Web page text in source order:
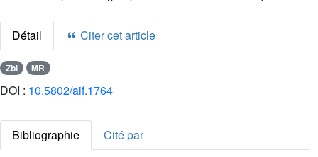
Détail Citer cet article
Zbl MR
DOI : 10.5802/aif.1764
Bibliographie
Cité par